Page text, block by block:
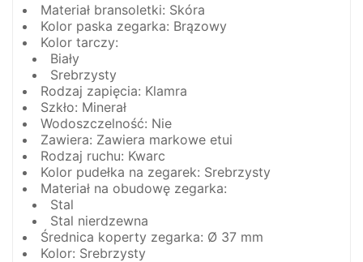
Materiał bransoletki: Skóra
Kolor paska zegarka: Brązowy
Kolor tarczy:
Biały
Srebrzysty
Rodzaj zapięcia: Klamra
Szkło: Minerał
Wodoszczelność: Nie
Zawiera: Zawiera markowe etui
Rodzaj ruchu: Kwarc
Kolor pudełka na zegarek: Srebrzysty
Materiał na obudowę zegarka:
Stal
Stal nierdzewna
Średnica koperty zegarka: Ø 37 mm
Kolor: Srebrzysty